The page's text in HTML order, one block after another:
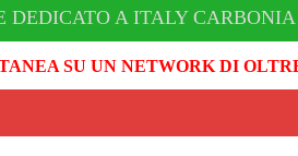
A ITALY
SU UN NETWORK DI